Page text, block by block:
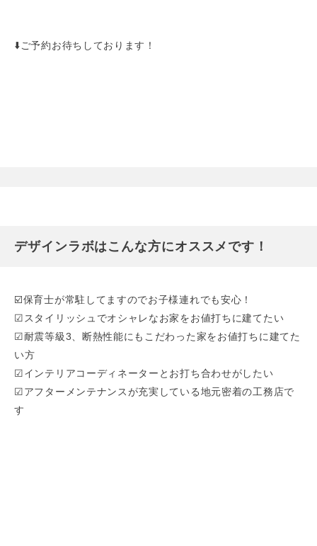
⬇️ご予約お待ちしております！
デザインラボはこんな方にオススメです！
☑️保育士が常駐してますのでお子様連れでも安心！
☑スタイリッシュでオシャレなお家をお値打ちに建てたい
☑耐震等級3、断熱性能にもこだわった家をお値打ちに建てた
い方
☑インテリアコーディネーターとお打ち合わせがしたい
☑アフターメンテナンスが充実している地元密着の工務店で
す